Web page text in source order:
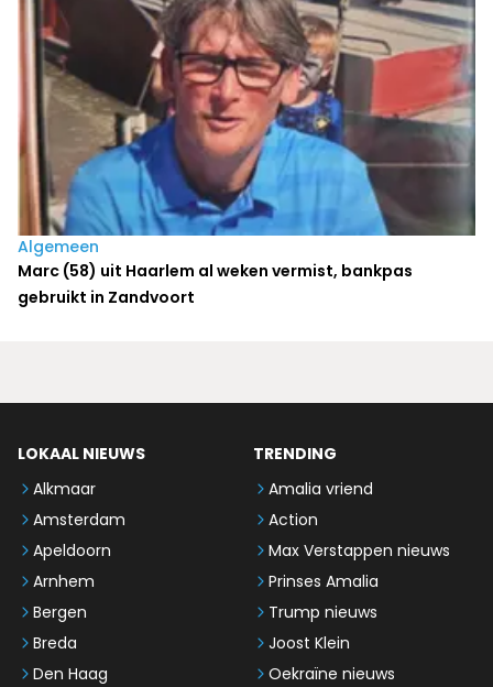
Algemeen
Marc (58) uit Haarlem al weken vermist, bankpas
gebruikt in Zandvoort
LOKAAL NIEUWS
Alkmaar
Amsterdam
Apeldoorn
Arnhem
Bergen
Breda
Den Haag
TRENDING
Amalia vriend
Action
Max Verstappen nieuws
Prinses Amalia
Trump nieuws
Joost Klein
Oekraïne nieuws